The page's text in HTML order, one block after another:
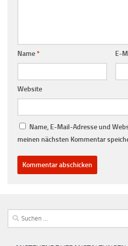
Name* E-
Website
Name, E-Mail-Adresse und
meinen nächsten Kommentar
Suchen
nach: